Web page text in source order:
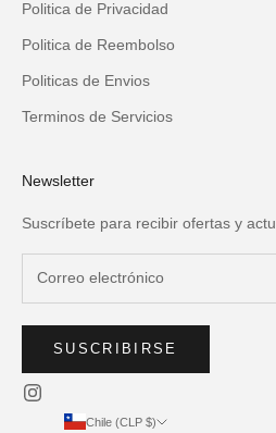
Politica de Privacidad
Politica de Reembolso
Politicas de Envios
Terminos de Servicios
Newsletter
Suscríbete para recibir ofertas y
SUSCRIBIRSE
Chile (CLP $)